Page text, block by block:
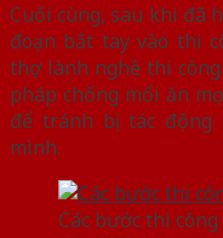
Cuối cùng, sau khi đã
đoạn bắt tay vào thi
thợ lành nghề thi
pháp chống mối ăn
để tránh bị tác động
mình.
Các bước thi